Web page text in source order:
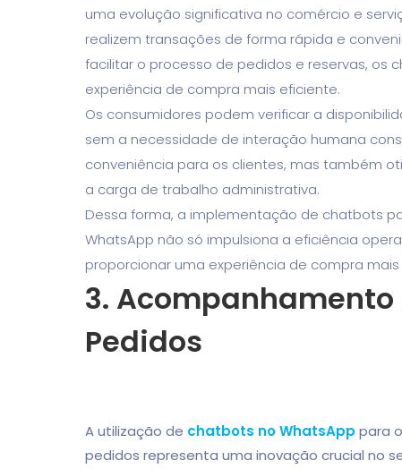
uma evolução significativa no comércio e
realizem transações de forma rápida e
facilitar o processo de pedidos e reservas, os
experiência de compra mais eficiente.
Os consumidores podem verificar a
sem a necessidade de interação humana
conveniência para os clientes, mas também
a carga de trabalho administrativa.
Dessa forma, a implementação de chatbots
WhatsApp não só impulsiona a eficiência
proporcionar uma experiência de compra
3. Acompanhamento
Pedidos
A utilização de chatbots no WhatsApp para
pedidos representa uma inovação crucial no